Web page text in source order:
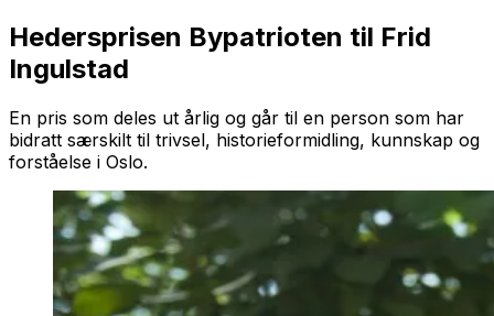
Hedersprisen Bypatrioten til Frid
Ingulstad
En pris som deles ut årlig og går til en person som har
bidratt særskilt til trivsel, historieformidling, kunnskap og
forståelse i Oslo.